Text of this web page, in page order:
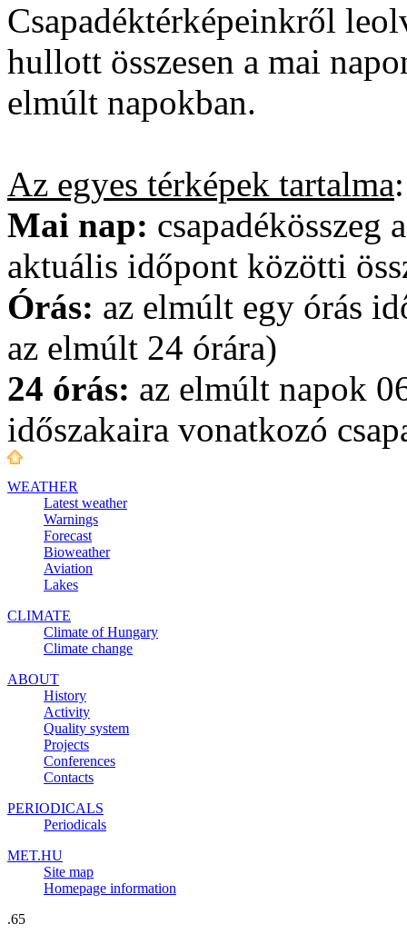
Csapadéktérképeinkről
hullott összesen a mai
elmúlt napokban.
Az egyes térképek tartalma:
Mai nap: csapadékösszeg
aktuális időpont közötti
Órás: az elmúlt egy órás
az elmúlt 24 órára)
24 órás: az elmúlt napok
időszakaira vonatkozó
WEATHER
Latest weather
Warnings
Forecast
Bioweather
Aviation
Lakes
CLIMATE
Climate of Hungary
Climate change
ABOUT
History
Activity
Quality system
Projects
Conferences
Contacts
PERIODICALS
Periodicals
MET.HU
Site map
Homepage information
.65